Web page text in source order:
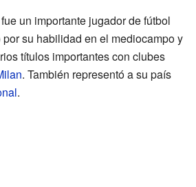
un importante jugador de fútbol
su habilidad en el mediocampo y
títulos importantes con clubes
. También representó a su país
.